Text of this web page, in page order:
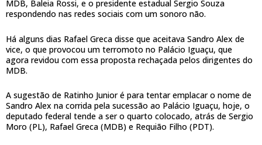
MDB, Baleia Rossi, e o presidente estadual Sergio Souza
respondendo nas redes sociais com um sonoro não.
Há alguns dias Rafael Greca disse que aceitava Sandro Alex de
vice, o que provocou um terromoto no Palácio Iguaçu, que
agora revidou com essa proposta rechaçada pelos dirigentes do
MDB.
A sugestão de Ratinho Junior é para tentar emplacar o nome de
Sandro Alex na corrida pela sucessão ao Palácio Iguaçu, hoje, o
deputado federal tende a ser o quarto colocado, atrás de Sergio
Moro (PL), Rafael Greca (MDB) e Requião Filho (PDT).